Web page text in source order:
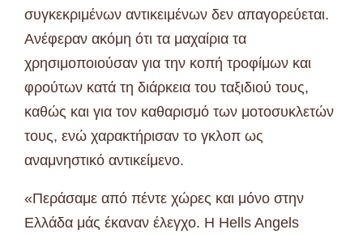
συγκεκριμένων αντικειμένων δεν απαγορεύεται.
Ανέφεραν ακόμη ότι τα μαχαίρια τα
χρησιμοποιούσαν για την κοπή τροφίμων και
φρούτων κατά τη διάρκεια του ταξιδιού τους,
καθώς και για τον καθαρισμό των μοτοσυκλετών
τους, ενώ χαρακτήρισαν το γκλοπ ως
αναμνηστικό αντικείμενο.
«Περάσαμε από πέντε χώρες και μόνο στην
Ελλάδα μάς έκαναν έλεγχο. Η Hells Angels